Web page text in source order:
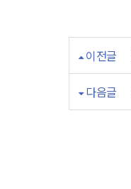
이전글
다음글